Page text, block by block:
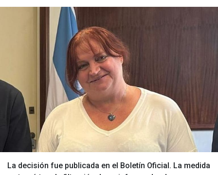
La decisión fue publicada en el Boletín Oficial. La medida